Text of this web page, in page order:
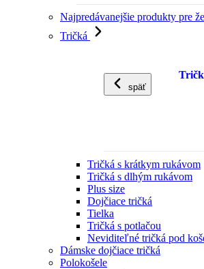
Najpredávanejšie produkty pre
Tričká
späť
Tričká s krátkym rukávom
Tričká s dlhým rukávom
Plus size
Dojčiace tričká
Tielka
Tričká s potlačou
Neviditeľné tričká pod
Dámske dojčiace tričká
Polokošele